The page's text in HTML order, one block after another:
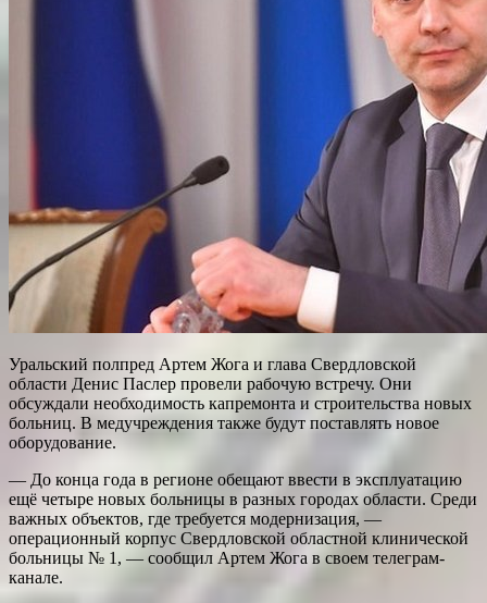
Уральский полпред Артем Жога и глава Свердловской
области Денис Паслер провели рабочую встречу. Они
обсуждали необходимость капремонта и строительства новых
больниц. В медучреждения также будут поставлять новое
оборудование.
— До конца года в регионе обещают ввести в эксплуатацию
ещё четыре новых больницы в разных городах области. Среди
важных объектов, где требуется модернизация, —
операционный корпус Свердловской областной клинической
больницы № 1, — сообщил Артем Жога в своем телеграм-
канале.